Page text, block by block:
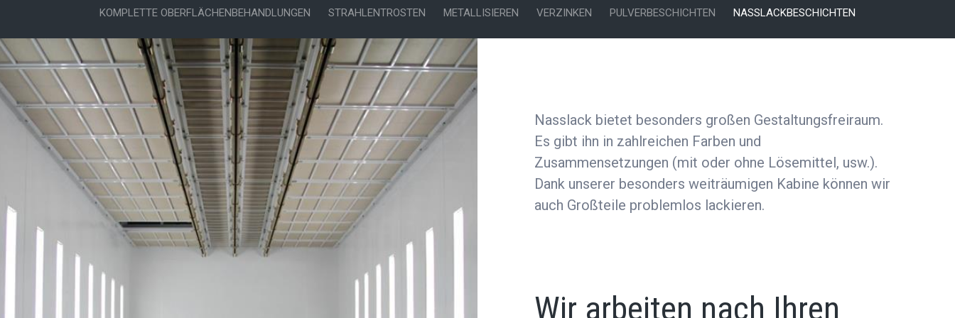
KOMPLETTE OBERFLÄCHENBEHANDLUNGEN STRAHLENTROSTEN METALLISIEREN VERZINKEN PULVERBESCHICHTEN NASSLACKBESCHICHTEN
Nasslack bietet besonders großen Gestaltungsfreiraum.
Es gibt ihn in zahlreichen Farben und
Zusammensetzungen (mit oder ohne Lösemittel, usw.).
Dank unserer besonders weiträumigen Kabine können wir
auch Großteile problemlos lackieren.
Wir arbeiten nach Ihren